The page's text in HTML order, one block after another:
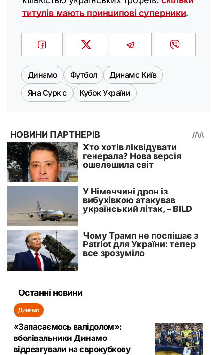
титулів мають принципові суперники.
Динамо Футбол
Динамо Київ
Яна Суркіс
Кубок України
Останні новини
Динамо
«Запасаємось валідолом»:
вболівальники Динамо
відреагували на єврокубкову